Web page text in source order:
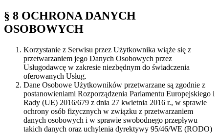
§ 8 OCHRONA DANYCH
OSOBOWYCH
Korzystanie z Serwisu przez Użytkownika wiąże się z
przetwarzaniem jego Danych Osobowych przez
Usługodawcę w zakresie niezbędnym do świadczenia
oferowanych Usług.
Dane Osobowe Użytkowników przetwarzane są zgodnie z
postanowieniami Rozporządzenia Parlamentu Europejskiego i
Rady (UE) 2016/679 z dnia 27 kwietnia 2016 r., w sprawie
ochrony osób fizycznych w związku z przetwarzaniem
danych osobowych i w sprawie swobodnego przepływu
takich danych oraz uchylenia dyrektywy 95/46/WE (RODO)